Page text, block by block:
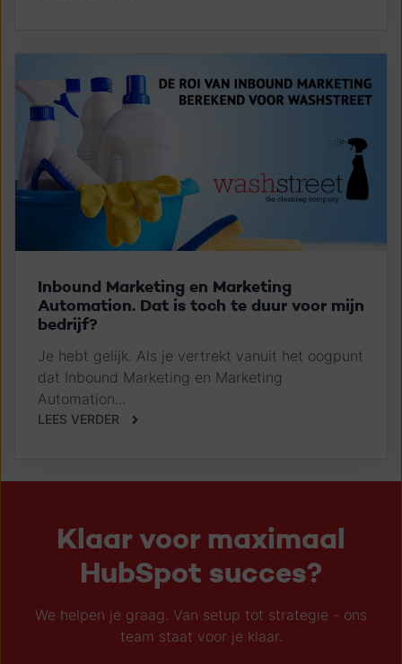
Inbound Marketing en Marketing
Automation. Dat is toch te duur voor mijn
bedrijf?
Je hebt gelijk. Als je vertrekt vanuit het oogpunt
dat Inbound Marketing en Marketing
Automation...
LEES VERDER
Klaar voor maximaal
HubSpot succes?
We helpen je graag. Van setup tot strategie - ons
team staat voor je klaar.